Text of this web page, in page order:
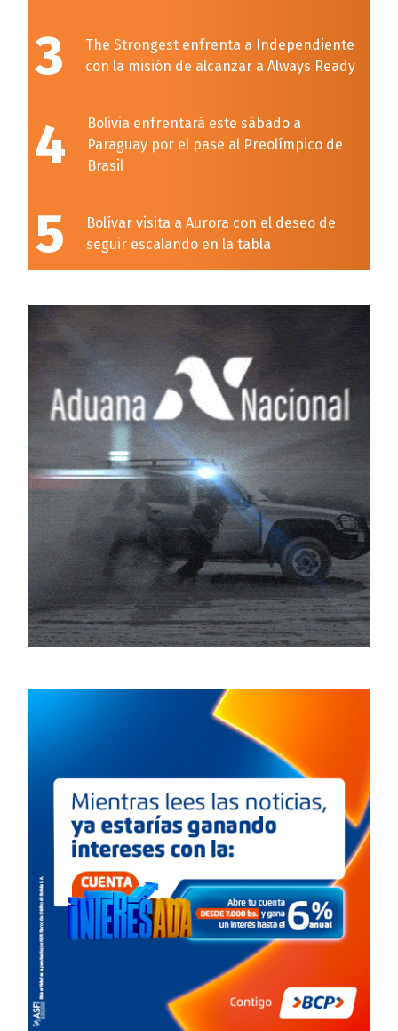
3
The Strongest enfrenta a Independiente
con la misión de alcanzar a Always Ready
4
Bolivia enfrentará este sábado a
Paraguay por el pase al Preolímpico de
Brasil
5
Bolívar visita a Aurora con el deseo de
seguir escalando en la tabla